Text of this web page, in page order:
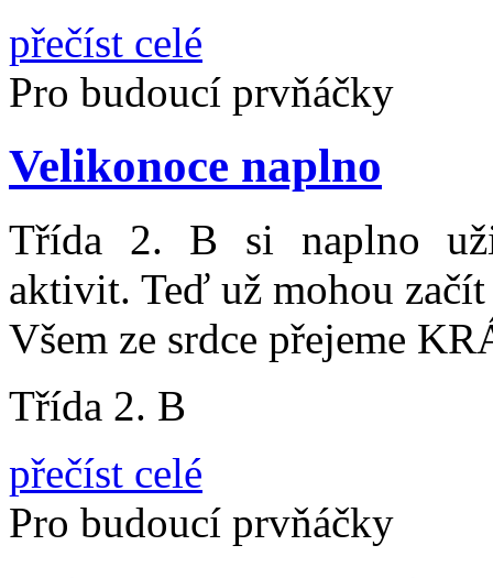
přečíst celé
Pro budoucí prvňáčky
Velikonoce naplno
Třída 2. B si naplno
aktivit. Teď už mohou
Všem ze srdce přejeme
Třída 2. B
přečíst celé
Pro budoucí prvňáčky